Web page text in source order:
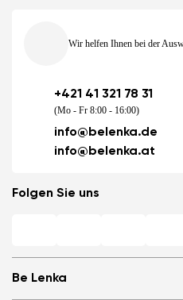
Be Lenka
Wir helfen Ihnen bei der
+421 41 321 78 31
(Mo - Fr 8:00 - 16:00)
info@belenka.de
info@belenka.at
Folgen Sie uns